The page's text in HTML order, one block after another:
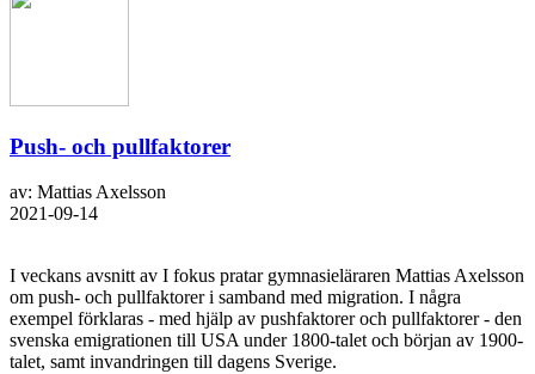
Push- och pullfaktorer
av: Mattias Axelsson
2021-09-14
I veckans avsnitt av I fokus pratar gymnasieläraren Mattias Axelsson
om push- och pullfaktorer i samband med migration. I några
exempel förklaras - med hjälp av pushfaktorer och pullfaktorer - den
svenska emigrationen till USA under 1800-talet och början av 1900-
talet, samt invandringen till dagens Sverige.